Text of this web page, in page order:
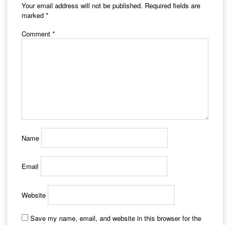
Your email address will not be published. Required fields are
marked *
Comment *
Name
Email
Website
Save my name, email, and website in this browser for the